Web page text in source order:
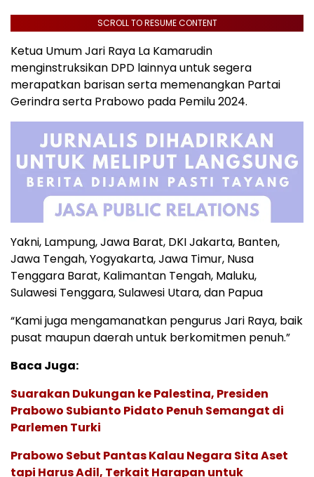
SCROLL TO RESUME CONTENT
Ketua Umum Jari Raya La Kamarudin
menginstruksikan DPD lainnya untuk segera
merapatkan barisan serta memenangkan Partai
Gerindra serta Prabowo pada Pemilu 2024.
Yakni, Lampung, Jawa Barat, DKI Jakarta, Banten,
Jawa Tengah, Yogyakarta, Jawa Timur, Nusa
Tenggara Barat, Kalimantan Tengah, Maluku,
Sulawesi Tenggara, Sulawesi Utara, dan Papua
“Kami juga mengamanatkan pengurus Jari Raya, baik
pusat maupun daerah untuk berkomitmen penuh.”
Baca Juga:
Suarakan Dukungan ke Palestina, Presiden
Prabowo Subianto Pidato Penuh Semangat di
Parlemen Turki
Prabowo Sebut Pantas Kalau Negara Sita Aset
tapi Harus Adil, Terkait Harapan untuk